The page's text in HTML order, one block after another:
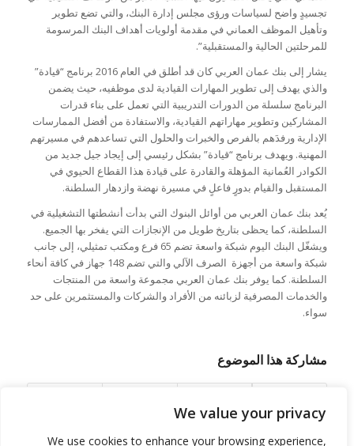
We value your privacy
We use cookies to enhance your browsing experience,
تجسيدٍ واضح لسياسات ورؤى مجلس إدارة البنك، والتي تضع تطوير
وتأهيل الموظف العماني في مقدمة أولويات أهداف البنك المرسومة
للمرحلتين الحالية والمستقبلية”.
يشار إلى بنك عمان العربي كان قد أطلق في العام 2016 برنامج “قيادة”
والذي يهدف إلى تطوير المهارات القيادية لدى موظفيه، حيث يضمن
البرنامج سلسلة من الدورات التدريبية التي تعمل على بناء قدرات
المشاركين وتطوير مهاراتهم القيادية، والاستفادة من أفضل الممارسات
الإدارية ورفدَهم بالفرص والخبرات والحلول التي تساعدهم في مسيرتهم
المهنية. ويهدف برنامج “قيادة” بشكل رئيسي إلى إيجاد جيل جديد من
الكوادر العُمانية المؤهلة والقادرة على قيادة هذا القطاع الحيوي في
المستقبل والقيام بدورٍ فاعلٍ في مسيرة نهضة وازدهار السلطنة.
يُعد بنك عمان العربي من أوائل البنوك التي بدأت أنشطتها التشغيلية في
السلطنة، كما يحظى بتاريخ طويل من الإنجازات التي يفخر بها الجميع.
ويشغّل البنك اليوم شبكة واسعة تضم 65 فرع ومكتب تمثيلي، إلى جانب
شبكة واسعة من أجهزة الصرف الآلي والتي تضم 148 جهاز في كافة أنحاء
السلطنة. كما يوفر بنك عمان العربي مجموعة واسعة من المنتجات
والخدمات المصرفية لزبائنه من الأفراد والشركات والمستثمرين على حد
سواء.
مشاركة هذا الموضوع